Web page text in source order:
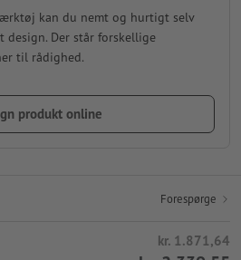
kan du nemt og hurtigt selv
design. Der står forskellige
til rådighed.
produkt online
Forespørge
kr. 1.871,64